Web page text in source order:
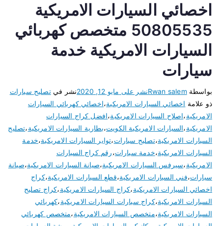
اخصائي السيارات الامريكية
50805535 متخصص كهربائي
السيارات الامريكية خدمة
سيارات
بواسطة Rwan salemنشر على مايو 12, 2020 نشر فيتصليح سيارات
ذو علامة اخصائي السيارات الامريكية،اخصائي كهربائي السيارات
الامريكية،اصلاح السيارات الامريكية،افضل كراج السيارات
الامريكية،السيارات الامريكية الكويت،بطارية السيارات الامريكية،تصليح
السيارات الامريكية،تصليح سيارات،تواير السيارات الامريكية،خدمة
السيارات الامريكية،خدمة سيارات،رقم كراج السيارات
الامريكية،سيرفس السيارات الامريكية،صيانة السيارات الامريكية،صيانة
سيارات،فني السيارات الامريكية،قطع السيارات الامريكية،كراج
اخصائي السيارات الامريكية،كراج السيارات الامريكية،كراج تصليح
السيارات الامريكية،كراج سيارات السيارات الامريكية،كهربائي
السيارات الامريكية،متخصص السيارات الامريكية،متخصص كهربائي